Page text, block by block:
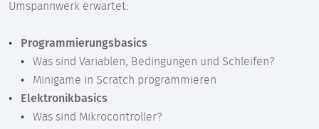
Umspannwerk erwartet:
Programmierungsbasics
Was sind Variablen, Bedingungen und Schleifen?
Minigame in Scratch programmieren
Elektronikbasics
Was sind Mikrocontroller?